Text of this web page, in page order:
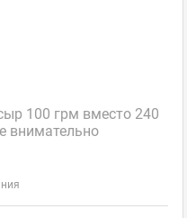
100 грм вместо 240
внимательно